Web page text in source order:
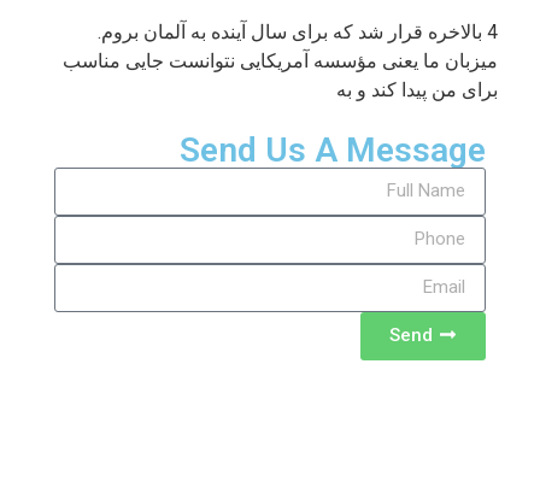
4 بالاخره قرار شد که برای سال آینده به آلمان بروم.
میزبان ما یعنی مؤسسه آمریکایی نتوانست جایی مناسب
برای من پیدا کند و به
Send Us A Message
Send